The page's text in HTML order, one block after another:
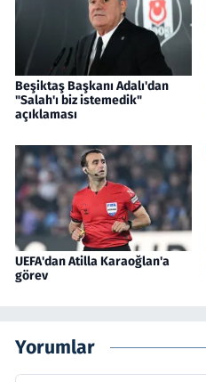
Beşiktaş Başkanı Adalı'dan
"Salah'ı biz istemedik"
açıklaması
UEFA'dan Atilla Karaoğlan'a
görev
Yorumlar